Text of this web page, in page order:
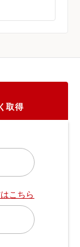
取得
こちら